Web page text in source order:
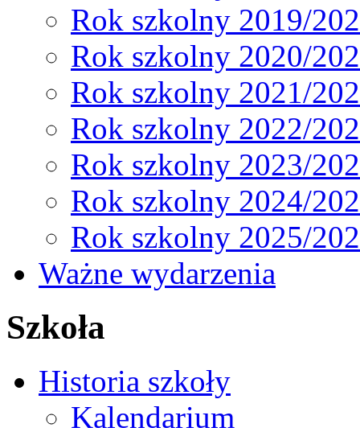
Rok szkolny 2019/
Rok szkolny 2020/
Rok szkolny 2021/
Rok szkolny 2022/
Rok szkolny 2023/
Rok szkolny 2024/
Rok szkolny 2025/
Ważne wydarzenia
Szkoła
Historia szkoły
Kalendarium